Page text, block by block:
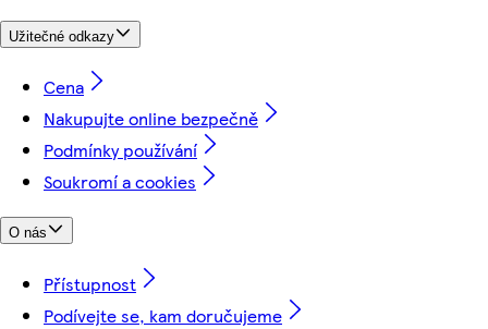
Užitečné odkazy
Cena
Nakupujte online bezpečně
Podmínky používání
Soukromí a cookies
O nás
Přístupnost
Podívejte se, kam doručujeme